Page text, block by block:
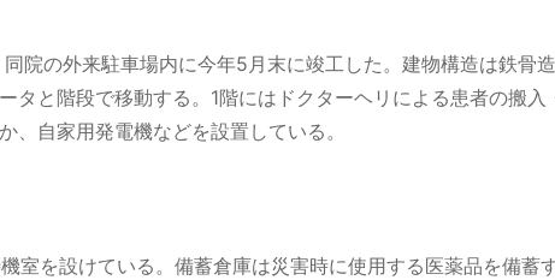
院の外来駐車場内に今年5月末に竣工した。建物構造は鉄骨
タと階段で移動する。1階にはドクターヘリによる患者の搬
自家用発電機などを設置している。
室を設けている。備蓄倉庫は災害時に使用する医薬品を備